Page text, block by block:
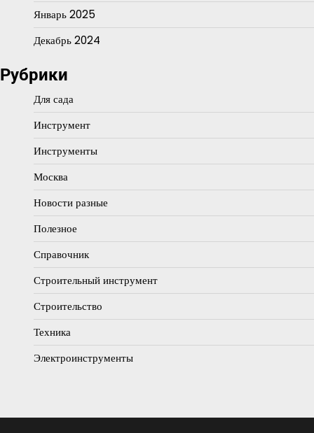
Январь 2025
Декабрь 2024
Рубрики
Для сада
Инструмент
Инструменты
Москва
Новости разные
Полезное
Справочник
Строительный инструмент
Строительство
Техника
Электроинструменты